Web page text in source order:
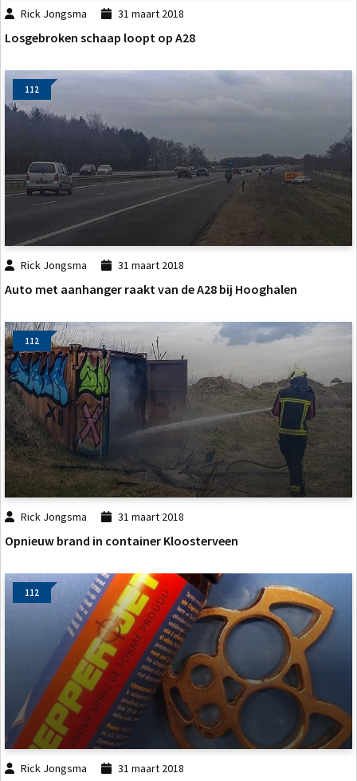
Rick Jongsma 31 maart 2018
Losgebroken schaap loopt op A28
112
Rick Jongsma 31 maart 2018
Auto met aanhanger raakt van de A28 bij Hooghalen
112
Rick Jongsma 31 maart 2018
Opnieuw brand in container Kloosterveen
112
Rick Jongsma 31 maart 2018